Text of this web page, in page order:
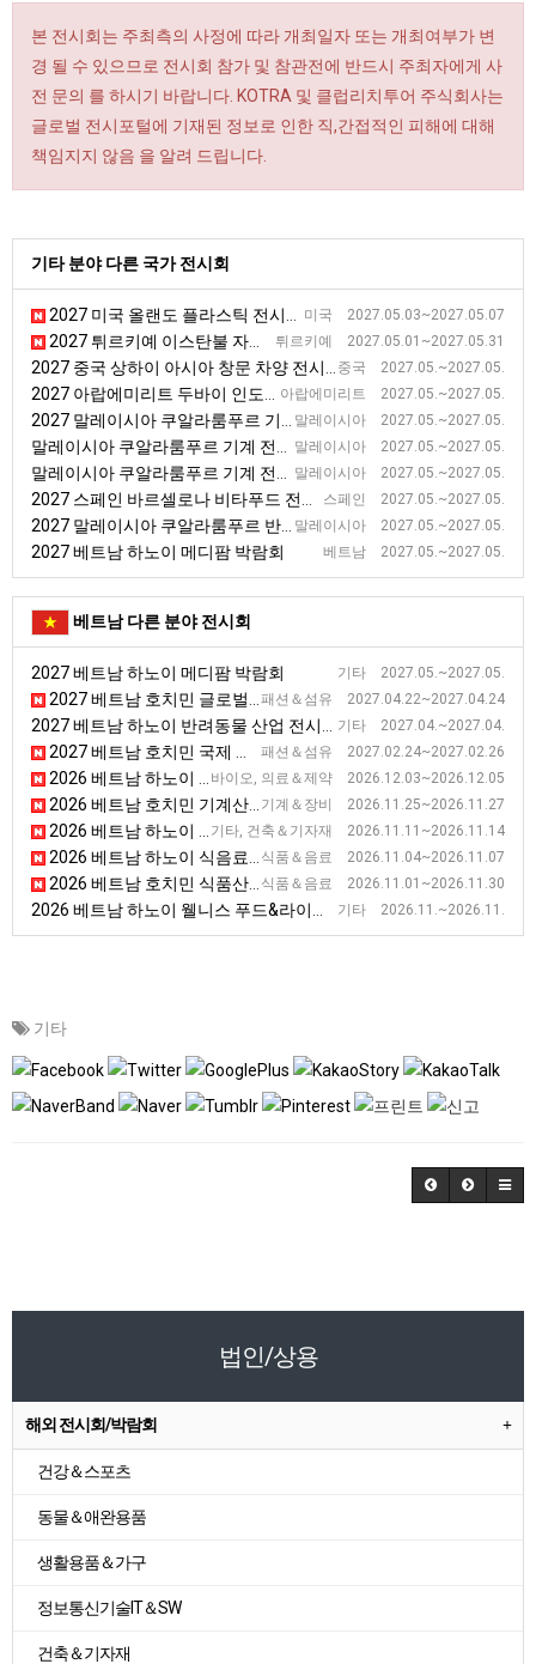
본 전시회는 주최측의 사정에 따라 개최일자 또는 개최여부가 변
경 될 수 있으므로 전시회 참가 및 참관전에 반드시 주최자에게 사
전 문의 를 하시기 바랍니다. KOTRA 및 클럽리치투어 주식회사는
글로벌 전시포털에 기재된 정보로 인한 직,간접적인 피해에 대해
책임지지 않음 을 알려 드립니다.
기타 분야 다른 국가 전시회
미국 2027.05.03~2027.05.07
2027 미국 올랜도 플라스틱 전시회 [NPE]
튀르키예 2027.05.01~2027.05.31
2027 튀르키예 이스탄불 자동차 부품 전시회
중국 2027.05.~2027.05.
2027 중국 상하이 아시아 창문 차양 전시회
아랍에미리트 2027.05.~2027.05.
2027 아랍에미리트 두바이 인도주의적 지원 및 개발 전시회
말레이시아 2027.05.~2027.05.
2027 말레이시아 쿠알라룸푸르 기계 전시회
말레이시아 2027.05.~2027.05.
말레이시아 쿠알라룸푸르 기계 전시회
말레이시아 2027.05.~2027.05.
말레이시아 쿠알라룸푸르 기계 전시회
스페인 2027.05.~2027.05.
2027 스페인 바르셀로나 비타푸드 전시회
말레이시아 2027.05.~2027.05.
2027 말레이시아 쿠알라룸푸르 반도체 전시회
베트남 2027.05.~2027.05.
2027 베트남 하노이 메디팜 박람회
베트남 다른 분야 전시회
기타 2027.05.~2027.05.
2027 베트남 하노이 메디팜 박람회
패션＆섬유 2027.04.22~2027.04.24
2027 베트남 호치민 글로벌 소싱페어 전시회
기타 2027.04.~2027.04.
2027 베트남 하노이 반려동물 산업 전시회
패션＆섬유 2027.02.24~2027.02.26
2027 베트남 호치민 국제 의류, 섬유 및 섬유 기술 무역 전시회
바이오, 의료＆제약 2026.12.03~2026.12.05
2026 베트남 하노이 의료·병원 및 제약 전시회
기계＆장비 2026.11.25~2026.11.27
2026 베트남 호치민 기계산업 전시회(VINAMAC) [VINAMAC EXPO]
기타, 건축＆기자재 2026.11.11~2026.11.14
2026 베트남 하노이 제4차 건축자재 전시회 [ VIETBUILD HANOI 2026 - Phase IV]
식품＆음료 2026.11.04~2026.11.07
2026 베트남 하노이 식음료 및 식품 가공기기 전시회
식품＆음료 2026.11.01~2026.11.30
2026 베트남 호치민 식품산업 박람회 [Vietnam Foodexpo]
기타 2026.11.~2026.11.
2026 베트남 하노이 웰니스 푸드&라이프스타일 박람회
기타
법인/상용
해외 전시회/박람회
건강＆스포츠
동물＆애완용품
생활용품＆가구
정보통신기술IT＆SW
건축＆기자재